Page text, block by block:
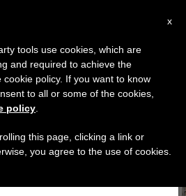
Tagged ‘rosas
×
de agosto haremos la pausa
en el periodo de verano
y también el
x
tools use cookies, which are
and required to achieve the
policy. If you want to know
to all or some of the cookies,
policy
this page, clicking a link or
you agree to the use of cookies.